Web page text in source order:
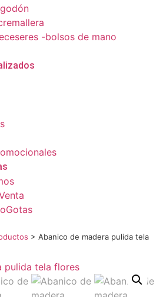
-bolsos de mano
> Abanico de madera pulida tela